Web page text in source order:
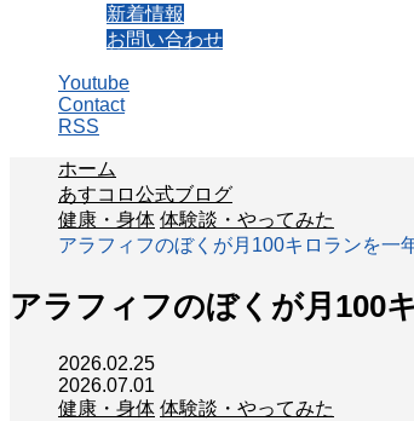
新着情報
お問い合わせ
Youtube
Contact
RSS
ホーム
あすコロ公式ブログ
健康・身体 体験談・やってみた
アラフィフのぼくが月100キロランを一
アラフィフのぼくが月100
2026.02.25
2026.07.01
健康・身体 体験談・やってみた